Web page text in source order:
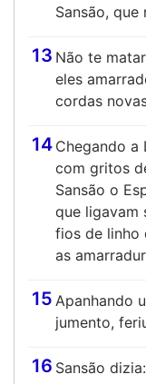
Sansão, que
13 Não te
eles
cordas
14 Chegando a
com gritos
Sansão o
que ligavam
fios de linho
as
15 Apanhando
jumento,
16 Sansão